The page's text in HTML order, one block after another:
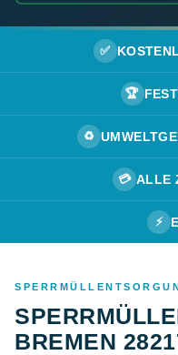
✅
🏆
♻️
💳 ALLE
⚡
BREMEN